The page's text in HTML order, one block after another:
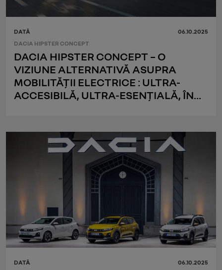
DATĂ
06.10.2025
DACIA HIPSTER CONCEPT
DACIA HIPSTER CONCEPT – O
VIZIUNE ALTERNATIVĂ ASUPRA
MOBILITĂȚII ELECTRICE : ULTRA-
ACCESIBILĂ, ULTRA-ESENȚIALĂ, ÎN
DATĂ
06.10.2025